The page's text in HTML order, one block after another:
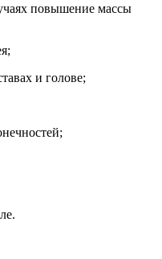
повышение массы
и голове;